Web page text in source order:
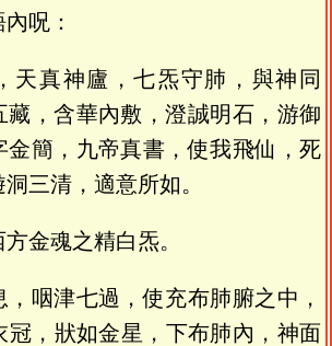
呪：
天真神廬，七炁守肺，與神同
藏，含華內敷，澄誠明石，游御
金簡，九帝真書，使我飛仙，死
三清，適意所如。
金魂之精白炁。
，咽津七過，使充布肺腑之中，
冠，狀如金星，下布肺內，神面